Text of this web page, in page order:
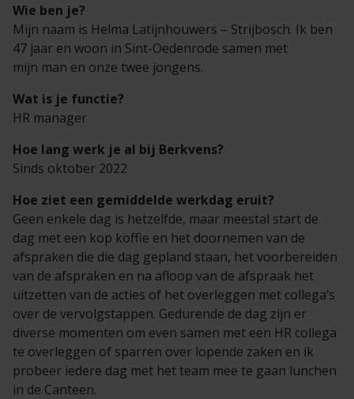
Wie ben je?
Mijn naam is Helma Latijnhouwers – Strijbosch. Ik ben
47 jaar en woon in Sint-Oedenrode samen met
mijn man en onze twee jongens.
Wat is je functie?
HR manager
Hoe lang werk je al bij Berkvens?
Sinds oktober 2022
Hoe ziet een gemiddelde werkdag eruit?
Geen enkele dag is hetzelfde, maar meestal start de
dag met een kop koffie en het doornemen van de
afspraken die die dag gepland staan, het voorbereiden
van de afspraken en na afloop van de afspraak het
uitzetten van de acties of het overleggen met collega’s
over de vervolgstappen. Gedurende de dag zijn er
diverse momenten om even samen met een HR collega
te overleggen of sparren over lopende zaken en ik
probeer iedere dag met het team mee te gaan lunchen
in de Canteen.